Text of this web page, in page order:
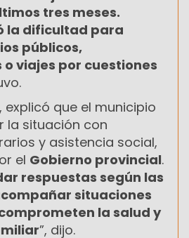
tres meses.
la dificultad para
públicos,
viajes por cuestiones
explicó que el municipio
la situación con
y asistencia social,
el Gobierno provincial.
respuestas según las
situaciones
la salud y
”, dijo.